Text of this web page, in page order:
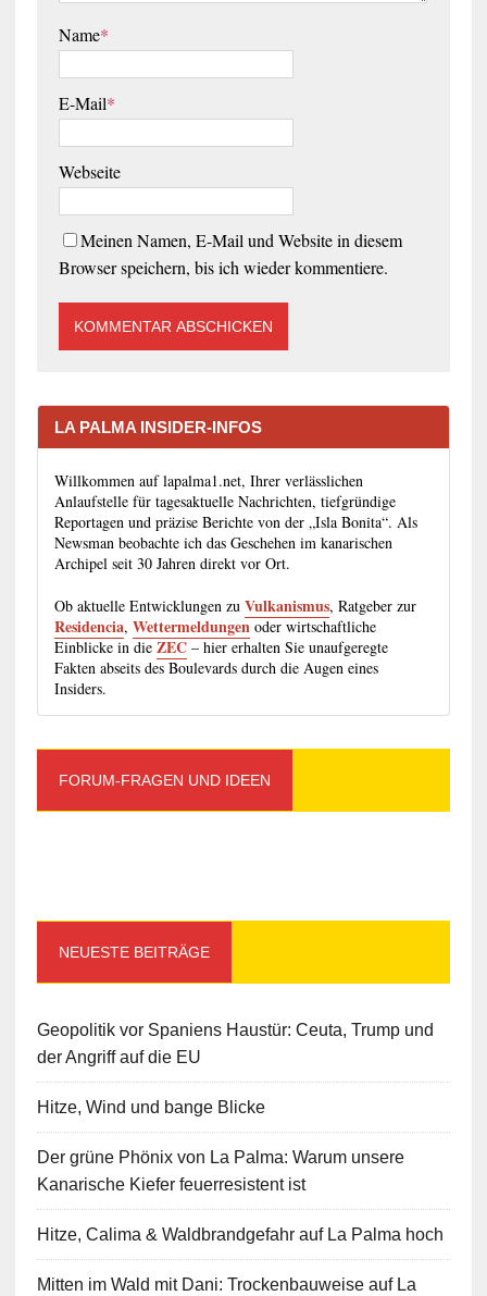
Name*
E-Mail*
Webseite
Meinen Namen, E-Mail und Website in diesem
Browser speichern, bis ich wieder kommentiere.
LA PALMA INSIDER-INFOS
Willkommen auf lapalma1.net, Ihrer verlässlichen
Anlaufstelle für tagesaktuelle Nachrichten, tiefgründige
Reportagen und präzise Berichte von der „Isla Bonita“. Als
Newsman beobachte ich das Geschehen im kanarischen
Archipel seit 30 Jahren direkt vor Ort.
Ob aktuelle Entwicklungen zu Vulkanismus, Ratgeber zur
Residencia, Wettermeldungenoder wirtschaftliche
Einblicke in die ZEC– hier erhalten Sie unaufgeregte
Fakten abseits des Boulevards durch die Augen eines
Insiders.
FORUM-FRAGEN UND IDEEN
NEUESTE BEITRÄGE
Geopolitik vor Spaniens Haustür: Ceuta, Trump und
der Angriff auf die EU
Hitze, Wind und bange Blicke
Der grüne Phönix von La Palma: Warum unsere
Kanarische Kiefer feuerresistent ist
Hitze, Calima & Waldbrandgefahr auf La Palma hoch
Mitten im Wald mit Dani: Trockenbauweise auf La